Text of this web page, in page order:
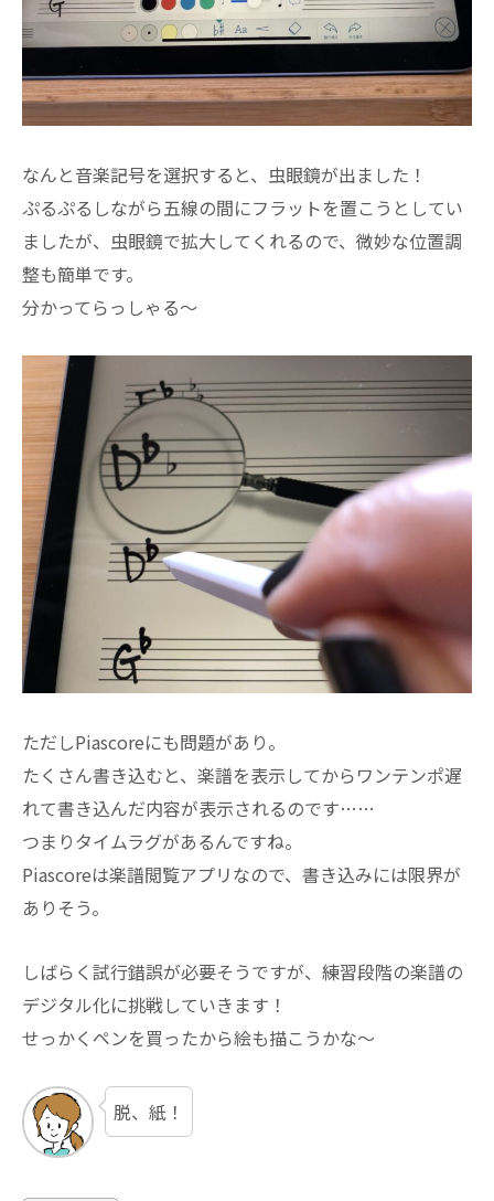
なんと音楽記号を選択すると、虫眼鏡が出ました！
ぷるぷるしながら五線の間にフラットを置こうとしてい
ましたが、虫眼鏡で拡大してくれるので、微妙な位置調
整も簡単です。
分かってらっしゃる～
ただしPiascoreにも問題があり。
たくさん書き込むと、楽譜を表示してからワンテンポ遅
れて書き込んだ内容が表示されるのです……
つまりタイムラグがあるんですね。
Piascoreは楽譜閲覧アプリなので、書き込みには限界が
ありそう。
しばらく試行錯誤が必要そうですが、練習段階の楽譜の
デジタル化に挑戦していきます！
せっかくペンを買ったから絵も描こうかな～
脱、紙！